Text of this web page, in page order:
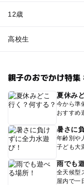
12歳
高校生
親子のおでかけ特集
夏休み
今から準
おすすめ
暑さに
年齢別や
子ども大
雨でも
全天候型
屋内で一